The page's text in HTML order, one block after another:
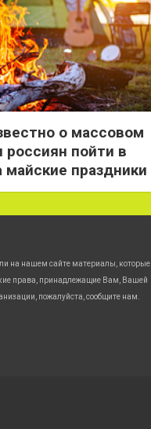
о массовом
пойти в
майские праздники
на нашем сайте материалы, которые
права, принадлежащие Вам, Вашей
пожалуйста, сообщите нам.